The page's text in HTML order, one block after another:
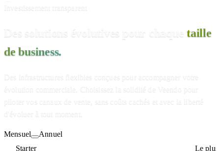
Investissement transparent
Des solutions évolutives pour chaquetaille
de business.
Des infrastructures flexibles conçues pour accompagner votre
évolution commerciale. Choisissez la solidité de Veendo pour
piloter vos canaux de vente, sans coûts cachés et avec la liberté
d'évoluer à tout moment.
Mensuel
Annuel
Starter
Le